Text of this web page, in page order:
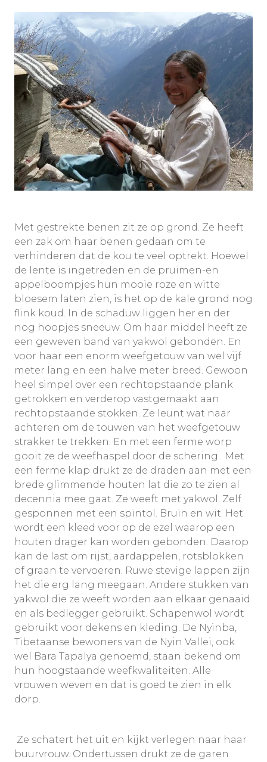
Met gestrekte benen zit ze op grond. Ze heeft
een zak om haar benen gedaan om te
verhinderen dat de kou te veel optrekt. Hoewel
de lente is ingetreden en de pruimen-en
appelboompjes hun mooie roze en witte
bloesem laten zien, is het op de kale grond nog
flink koud. In de schaduw liggen her en der
nog hoopjes sneeuw. Om haar middel heeft ze
een geweven band van yakwol gebonden. En
voor haar een enorm weefgetouw van wel vijf
meter lang en een halve meter breed. Gewoon
heel simpel over een rechtopstaande plank
getrokken en verderop vastgemaakt aan
rechtopstaande stokken. Ze leunt wat naar
achteren om de touwen van het weefgetouw
strakker te trekken. En met een ferme worp
gooit ze de weefhaspel door de schering. Met
een ferme klap drukt ze de draden aan met een
brede glimmende houten lat die zo te zien al
decennia mee gaat. Ze weeft met yakwol. Zelf
gesponnen met een spintol. Bruin en wit. Het
wordt een kleed voor op de ezel waarop een
houten drager kan worden gebonden. Daarop
kan de last om rijst, aardappelen, rotsblokken
of graan te vervoeren. Ruwe stevige lappen zijn
het die erg lang meegaan. Andere stukken van
yakwol die ze weeft worden aan elkaar genaaid
en als bedlegger gebruikt. Schapenwol wordt
gebruikt voor dekens en kleding. De Nyinba,
Tibetaanse bewoners van de Nyin Vallei, ook
wel Bara Tapalya genoemd, staan bekend om
hun hoogstaande weefkwaliteiten. Alle
vrouwen weven en dat is goed te zien in elk
dorp.
Ze schatert het uit en kijkt verlegen naar haar
buurvrouw. Ondertussen drukt ze de garen